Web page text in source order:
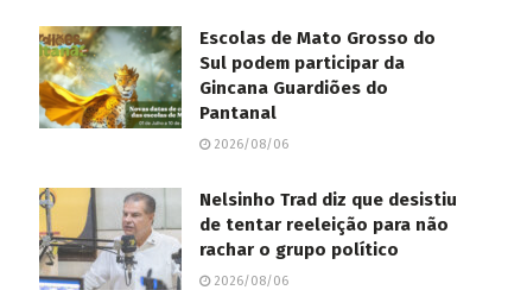
Escolas de Mato Grosso do
Sul podem participar da
Gincana Guardiões do
Pantanal
2026/08/06
Nelsinho Trad diz que desistiu
de tentar reeleição para não
rachar o grupo político
2026/08/06